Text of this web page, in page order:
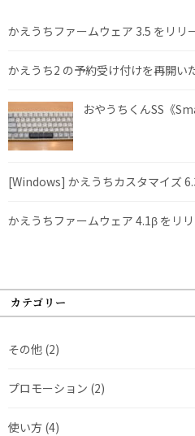
かえうちファームウェア 3.5 をリリ
かえうち2 の予約受け付けを再開い
おやうちくんSS《
[Windows] かえうちカスタマイズ
かえうちファームウェア 4.1β をリ
カテゴリー
その他 (2)
プロモーション (2)
使い方 (4)